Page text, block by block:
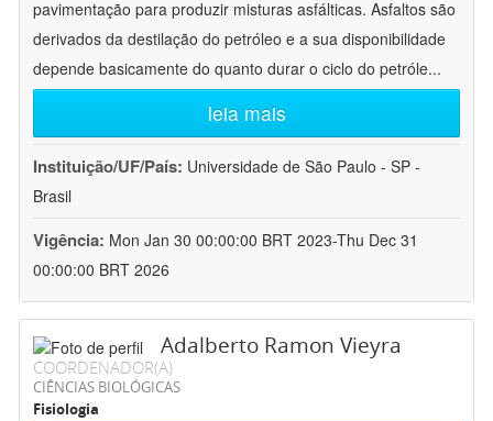
pavimentação para produzir misturas asfálticas. Asfaltos são
derivados da destilação do petróleo e a sua disponibilidade
depende basicamente do quanto durar o ciclo do petróle...
leia mais
Instituição/UF/País: Universidade de São Paulo - SP -
Brasil
Vigência: Mon Jan 30 00:00:00 BRT 2023-Thu Dec 31
00:00:00 BRT 2026
Adalberto Ramon Vieyra
COORDENADOR(A)
CIÊNCIAS BIOLÓGICAS
Fisiologia